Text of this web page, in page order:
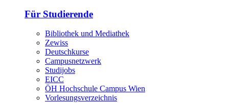
Für Studierende
Bibliothek und Mediathek
Zewiss
Deutschkurse
Campusnetzwerk
Studijobs
EICC
ÖH Hochschule Campus Wien
Vorlesungsverzeichnis